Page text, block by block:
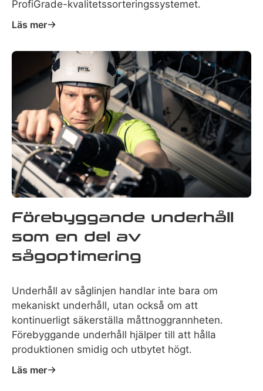
ProfiGrade-kvalitetssorteringssystemet.
Läs mer
Förebyggande underhåll
som en del av
sågoptimering
Underhåll av såglinjen handlar inte bara om
mekaniskt underhåll, utan också om att
kontinuerligt säkerställa måttnoggrannheten.
Förebyggande underhåll hjälper till att hålla
produktionen smidig och utbytet högt.
Läs mer